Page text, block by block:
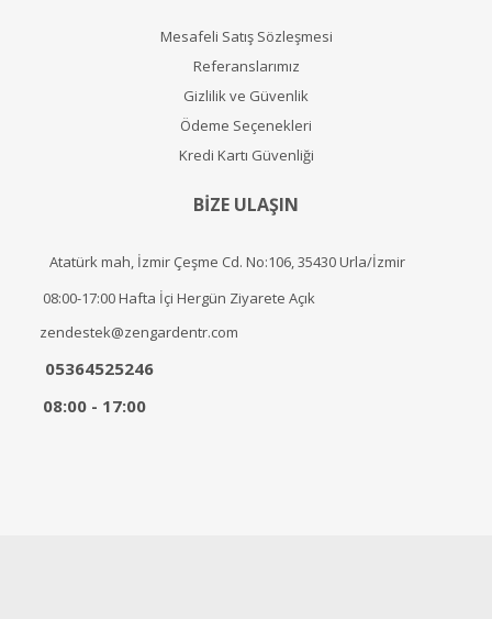
Mesafeli Satış Sözleşmesi
Referanslarımız
Gizlilik ve Güvenlik
Ödeme Seçenekleri
Kredi Kartı Güvenliği
BİZE ULAŞIN
Atatürk mah, İzmir Çeşme Cd. No:106, 35430 Urla/İzmir
08:00-17:00 Hafta İçi Hergün Ziyarete Açık
zendestek@zengardentr.com
05364525246
08:00 - 17:00